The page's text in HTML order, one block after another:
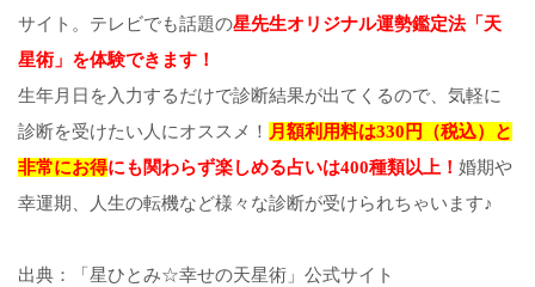
サイト。テレビでも話題の星先生オリジナル運勢鑑定法「天
星術」を体験できます！
生年月日を入力するだけで診断結果が出てくるので、気軽に
診断を受けたい人にオススメ！ 月額利用料は330円（税込）と
非常にお得にも関わらず楽しめる占いは400種類以上！ 婚期や
幸運期、人生の転機など様々な診断が受けられちゃいます♪
出典：「星ひとみ☆幸せの天星術」公式サイト